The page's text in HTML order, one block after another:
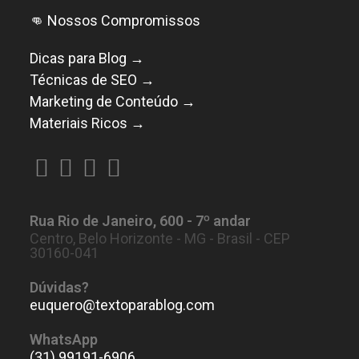
👊 Nossos Compromissos
Dicas para Blog →
Técnicas de SEO →
Marketing de Conteúdo →
Materiais Ricos →
uma
nova
aba
uma
nova
aba
uma
nova
aba
uma
nova
Rua Rio de Janeiro, 600 - 7º andar
Centro, Belo Horizonte - MG - Brasil - CEP
30160-041
Dúvidas?
euquero@textoparablog.com
WhatsApp